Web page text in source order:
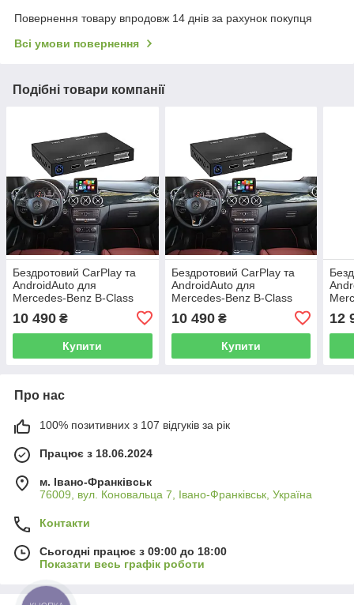
Повернення товару впродовж 14 днів за рахунок покупця
Всі умови повернення
Подібні товари компанії
Бездротовий CarPlay та
AndroidAuto для
Mercedes-Benz B-Class
W246 2015 (NTG 4.5 / 4.7
System)
10 490 ₴
Купити
Бездротовий CarPlay та
AndroidAuto для
Mercedes-Benz B-Class
W242 2012-2014 (NTG 4.5
/ 4.7 System)
10 490₴
Купити
5.0
12
Про нас
100% позитивних з 107 відгуків за рік
Працює з 18.06.2024
м. Івано-Франківськ
76009, вул. Коновальца 7, Івано-Франківськ, Україна
Контакти
Сьогодні працює з 09:00 до 18:00
Показати весь графік роботи